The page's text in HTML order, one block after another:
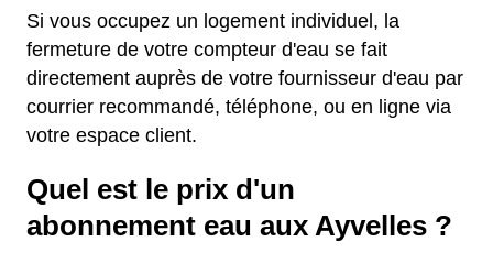
Si vous occupez un logement individuel, la
fermeture de votre compteur d'eau se fait
directement auprès de votre fournisseur d'eau par
courrier recommandé, téléphone, ou en ligne via
votre espace client.
Quel est le prix d'un
abonnement eau aux Ayvelles ?